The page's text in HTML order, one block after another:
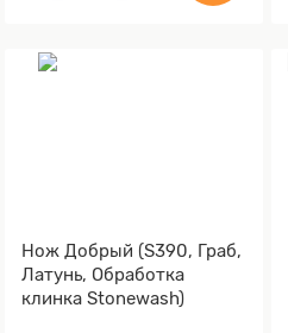
Нож Добрый (S390, Граб,
Латунь, Обработка
клинка Stonewash)